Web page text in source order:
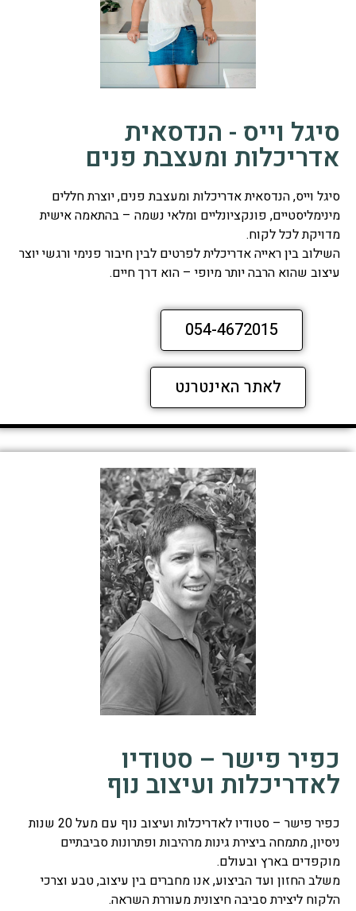
סיגל וייס - הנדסאית
אדריכלות ומעצבת פנים
סיגל וייס, הנדסאית אדריכלות ומעצבת פנים, יוצרת חללים
מינימליסטיים, פונקציונליים ומלאי נשמה – בהתאמה אישית
מדויקת לכל לקוח.
השילוב בין ראייה אדריכלית לפרטים לבין חיבור פנימי ורגשי יוצר
עיצוב שהוא הרבה יותר מיופי – הוא דרך חיים.
054-4672015
לאתר האינטרנט
כפיר פישר – סטודיו
לאדריכלות ועיצוב נוף
כפיר פישר – סטודיו לאדריכלות ועיצוב נוף עם מעל 20 שנות
ניסיון, מתמחה ביצירת גינות מרהיבות ופתרונות סביבתיים
מוקפדים בארץ ובעולם.
משלב החזון ועד הביצוע, אנו מחברים בין עיצוב, טבע וצרכי
הלקוח ליצירת סביבה חיצונית מעוררת השראה.